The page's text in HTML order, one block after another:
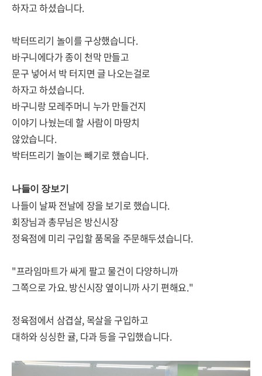
하자고 하셨습니다.
박터뜨리기 놀이를 구상했습니다.
바구니에다가 종이 천막 만들고
문구 넣어서 박 터지면 글 나오는걸로
하자고 하셨습니다.
바구니랑 모레주머니 누가 만들건지
이야기 나눴는데 할 사람이 마땅치
않았습니다.
박터뜨리기 놀이는 빼기로 했습니다.
나들이 장보기
나들이 날짜 전날에 장을 보기로 했습니다.
회장님과 총무님은 방신시장
정육점에 미리 구입할 품목을 주문해두셨습니다.
"프라임마트가 싸게 팔고 물건이 다양하니까
그쪽으로 가요. 방신시장 옆이니까 사기 편해요."
정육점에서 삼겹살, 목살을 구입하고
대하와 싱싱한 귤, 다과 등을 구입했습니다.